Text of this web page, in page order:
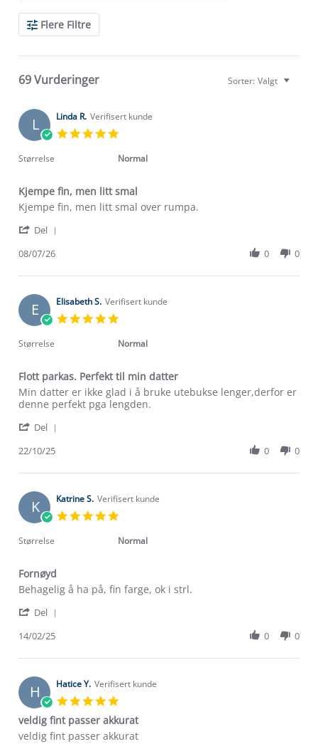
Search
ReviewsFlere Filtre
69 Vurderinger Sorter: Valgt
L Linda R. Verifisert kunde
rating
Størrelse Normal
Kjempe fin, men litt smal
Review
Linda
on
Jul
review
Kjempe
men
smal
Kjempe fin, men litt smal over rumpa.
Del
Linda
on
8
Jul
08/07/26 0 0
E Elisabeth S. Verifisert kunde
rating
Størrelse Normal
Flott parkas. Perfekt til min datter
Review
by
S.
22
2025
review
stating
parkas.
til
datter
Min datter er ikke glad i å bruke utebukse lenger,derfor er
denne perfekt pga lengden.
Del
Elisabeth
on
22
Oct
22/10/25 0 0
K Katrine S. Verifisert kunde
rating
Størrelse Normal
Fornøyd
Review
Katrine
on
Feb
review
Fornøyd
Behagelig å ha på, fin farge, ok i strl.
Del
Katrine
on
14
Feb
2025
14/02/25 0 0
H Hatice Y. Verifisert kunde
rating
veldig fint passer akkurat
Review
review
veldig fint passer akkurat